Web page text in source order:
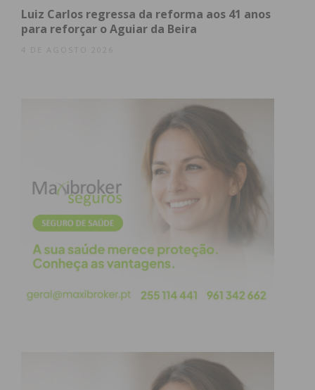
obtenha de forma regular a informação
atualizada.
Eu li e concordo com os
termos e
condições
Luiz Carlos regressa da reforma aos 41 anos
para reforçar o Aguiar da Beira
4 DE AGOSTO 2026